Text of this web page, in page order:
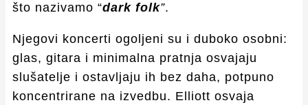
što nazivamo “dark folk”.
Njegovi koncerti ogoljeni su i duboko osobni:
glas, gitara i minimalna pratnja osvajaju
slušatelje i ostavljaju ih bez daha, potpuno
koncentrirane na izvedbu. Elliott osvaja